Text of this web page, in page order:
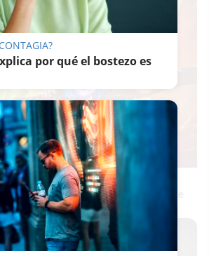
de la vieja escuela ¡Cómo los de
por qué el bostezo es